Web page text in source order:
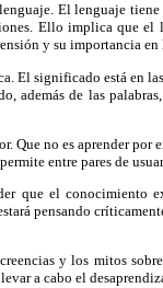
El lenguaje
Ello implica que el
y su importancia
El significado está en
además de las
Que no es aprender
entre pares de
que el conocimiento
pensando
y los mitos
a cabo el